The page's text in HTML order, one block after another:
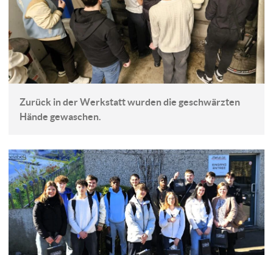
Zurück in der Werkstatt wurden die geschwärzten
Hände gewaschen.